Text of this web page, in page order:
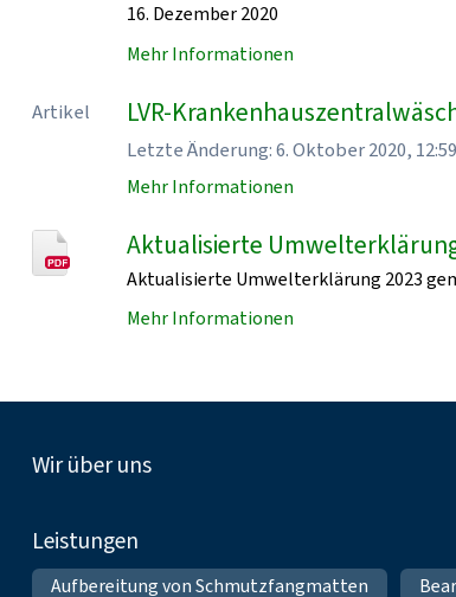
16. Dezember 2020
Mehr Informationen
Artikel LVR-
Letzte Änderung: 6. Oktober 2020,
Mehr Informationen
Aktualisierte
Aktualisierte Umwelterklärung 2023
Mehr Informationen
Fußnavigation
Wir über uns
Leistungen
Aufbereitung von Schmutzfangmatten